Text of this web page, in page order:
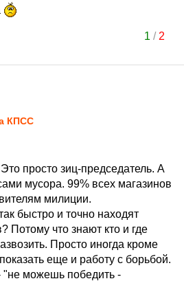
1 / 2
КПСС
просто зиц-председатель. А
мусора. 99% всех магазинов
милиции.
быстро и точно находят
Потому что знают кто и где
Просто иногда кроме
еще и работу с борьбой.
"не можешь победить -